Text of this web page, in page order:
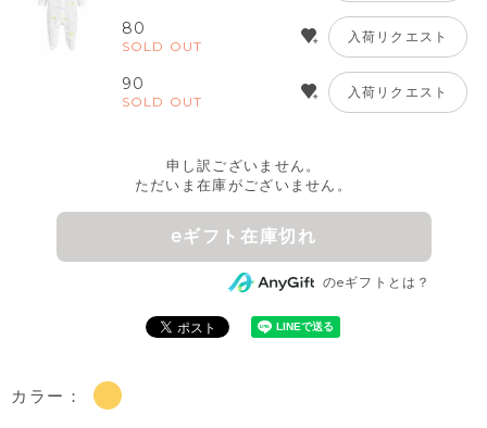
80
SOLD OUT
入荷リクエスト
90
SOLD OUT
入荷リクエスト
申し訳ございません。
ただいま在庫がございません。
eギフト在庫切れ
のeギフトとは？
カラー：